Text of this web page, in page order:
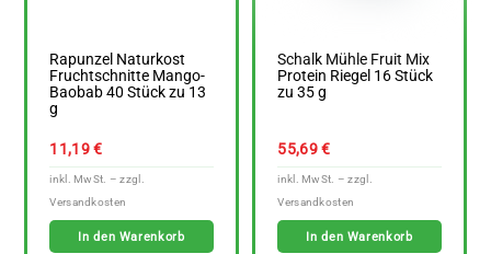
Rapunzel Naturkost
Fruchtschnitte Mango-
Baobab 40 Stück zu 13
g
11,19€
In den Warenkorb
Schalk Mühle Fruit Mix
Protein Riegel 16 Stück
zu 35 g
55,69€
In den Warenkorb